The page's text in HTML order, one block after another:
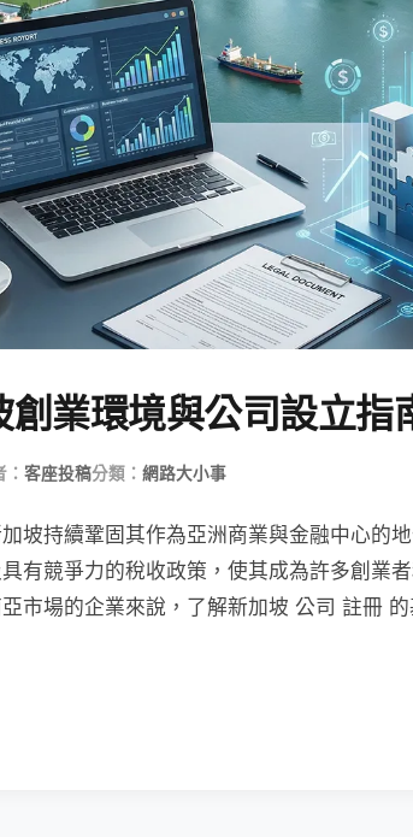
創業環境與公司設立指
： 客座投稿分類： 網路大小事
坡持續鞏固其作為亞洲商業與金融中心的
有競爭力的稅收政策，使其成為許多創業
市場的企業來說，了解新加坡 公司 註冊